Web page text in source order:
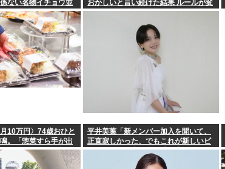
ない名物イチョウ並
せてしまう(・ω<)
おかしいと言い続けた結果 ルールが変
わり始めた件
10万円〉74歳おひと
。「惣菜すら手が出
平井美葉「新メンバー加入を聞いて、
正直寂しかった、でもこれが新しいビ
ヨなんだと、寂しさを受け止めるこ